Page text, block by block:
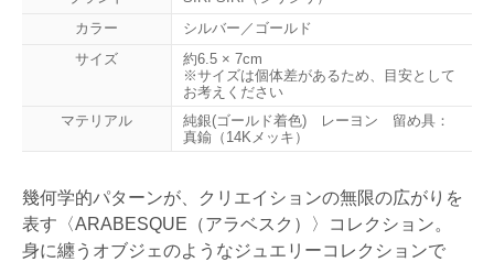
カラー
シルバー／ゴールド
サイズ
約6.5 × 7cm
※サイズは個体差があるため、目安として
お考えください
マテリアル
純銀(ゴールド着色) レーヨン 留め具：
真鍮（14Kメッキ）
幾何学的パターンが、クリエイションの無限の広がりを
表す〈ARABESQUE（アラベスク）〉コレクション。
身に纏うオブジェのようなジュエリーコレクションで